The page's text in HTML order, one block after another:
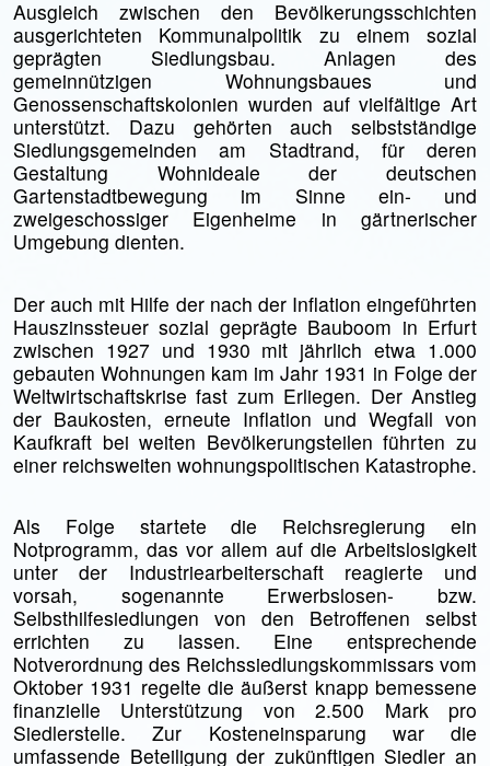
Ausgleich zwischen den Bevölkerungsschichten
ausgerichteten Kommunalpolitik zu einem sozial
geprägten Siedlungsbau. Anlagen des
gemeinnützigen Wohnungsbaues und
Genossenschaftskolonien wurden auf vielfältige Art
unterstützt. Dazu gehörten auch selbstständige
Siedlungsgemeinden am Stadtrand, für deren
Gestaltung Wohnideale der deutschen
Gartenstadtbewegung im Sinne ein- und
zweigeschossiger Eigenheime in gärtnerischer
Umgebung dienten.
Der auch mit Hilfe der nach der Inflation eingeführten
Hauszinssteuer sozial geprägte Bauboom in Erfurt
zwischen 1927 und 1930 mit jährlich etwa 1.000
gebauten Woh­nungen kam im Jahr 1931 in Folge der
Welt­wirtschaftskrise fast zum Erliegen. Der Anstieg
der Baukosten, erneute Inflation und Wegfall von
Kaufkraft bei weiten Bevölkerungsteilen führten zu
einer reichsweiten wohnungspolitischen Katastrophe.
Als Folge startete die Reichsregierung ein
Notprogramm, das vor allem auf die Arbeitslosigkeit
unter der Industriearbeiterschaft reagierte und
vorsah, sogenannte Erwerbslosen- bzw.
Selbsthilfesiedlungen von den Betroffenen selbst
errichten zu lassen. Eine entsprechende
Notverordnung des Reichs­siedlungs­kommissars vom
Oktober 1931 regelte die äußerst knapp bemes­se­ne
finanzielle Unterstüt­zung von 2.500 Mark pro
Siedlerstelle. Zur Kos­ten­einsparung war die
umfassende Betei­ligung der zukünftigen Siedler an